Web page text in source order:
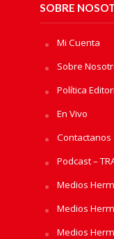
SOBRE
Mi Cuenta
Sobre
Política
En Vivo
Contactanos
Podcast –
Medios
Medios
Medios